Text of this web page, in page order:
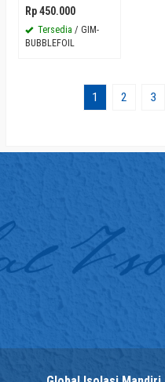
Rp 450.000
Tersedia / GIM-
BUBBLEFOIL
1 2 3